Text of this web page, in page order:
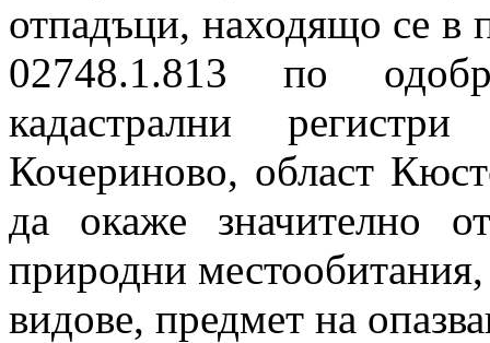
отпадъци, находящо се в
02748.1.813 по
кадастрални
Кочериново, област
да окаже значително
природни
видове, предмет на